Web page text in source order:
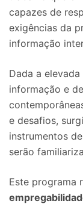
capazes de
exigências da
informação
Dada a
informação e
e desafios,
instrumentos
serão
Este programa